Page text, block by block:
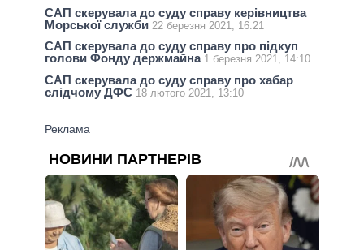
САП скерувала до суду справу керівництва
Морської служби 22 березня 2021, 16:21
САП скерувала до суду справу про підкуп
голови Фонду держмайна 1 березня 2021, 14:10
САП скерувала до суду справу про хабар
слідчому ДФС 18 лютого 2021, 13:10